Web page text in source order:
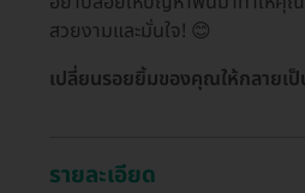
สวยงามและมั่นใจ! 😊
เปลี่ยนรอยยิ้มของคุณให้กลายเ
รายละเอียด